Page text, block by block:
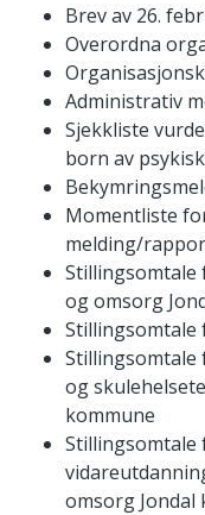
Brev av 26.
Overordna
Administrativ
Sjekkliste
born av
Momentliste
melding/
Stillingsomtale
og omsorg
Stillingsomtale
Stillingsomtale
og
kommune
Stillingsomtale
omsorg Jondal